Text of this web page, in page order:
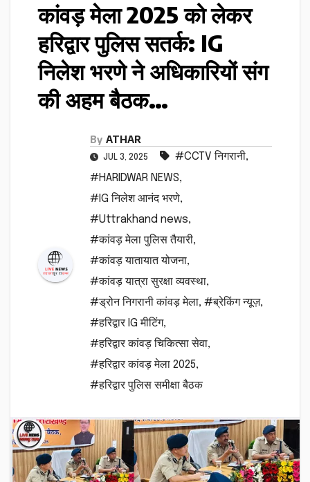
कांवड़ मेला 2025 को लेकर
हरिद्वार पुलिस सतर्क: IG
निलेश भरणे ने अधिकारियों संग
की अहम बैठक…
By ATHAR
JUL 3, 2025 #CCTV निगरानी,
#HARIDWAR NEWS,
#IG निलेश आनंद भरणे,
#Uttrakhand news,
#कांवड़ मेला पुलिस तैयारी,
#कांवड़ यातायात योजना,
#कांवड़ यात्रा सुरक्षा व्यवस्था,
#ड्रोन निगरानी कांवड़ मेला, #ब्रेकिंग न्यूज़,
#हरिद्वार IG मीटिंग,
#हरिद्वार कांवड़ चिकित्सा सेवा,
#हरिद्वार कांवड़ मेला 2025,
#हरिद्वार पुलिस समीक्षा बैठक